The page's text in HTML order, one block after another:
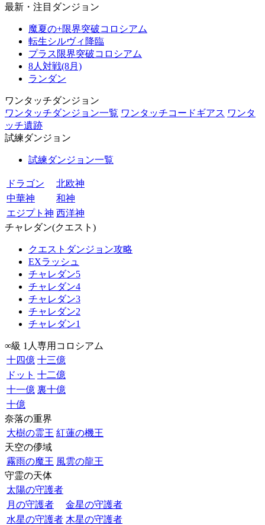
最新・注目ダンジョン
魔夏の+限界突破コロシアム
転生シルヴィ降臨
プラス限界突破コロシアム
8人対戦(8月)
ランダン
ワンタッチダンジョン
ワンタッチダンジョン一覧 ワンタッチコードギアス ワンタ
ッチ遺跡
試練ダンジョン
試練ダンジョン一覧
ドラゴン
北欧神
中華神
和神
エジプト神 西洋神
チャレダン(クエスト)
クエストダンジョン攻略
EXラッシュ
チャレダン5
チャレダン4
チャレダン3
チャレダン2
チャレダン1
∞級 1人専用コロシアム
十四億 十三億
ドット 十二億
十一億 裏十億
十億
奈落の重界
大樹の霊王 紅蓮の機王
天空の儚域
霧雨の魔王 風雲の龍王
守霊の天体
太陽の守護者
月の守護者
金星の守護者
水星の守護者 木星の守護者